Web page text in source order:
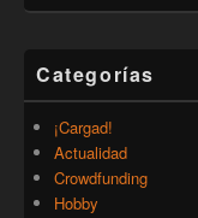
Categorías
¡Cargad!
Actualidad
Crowdfunding
Hobby